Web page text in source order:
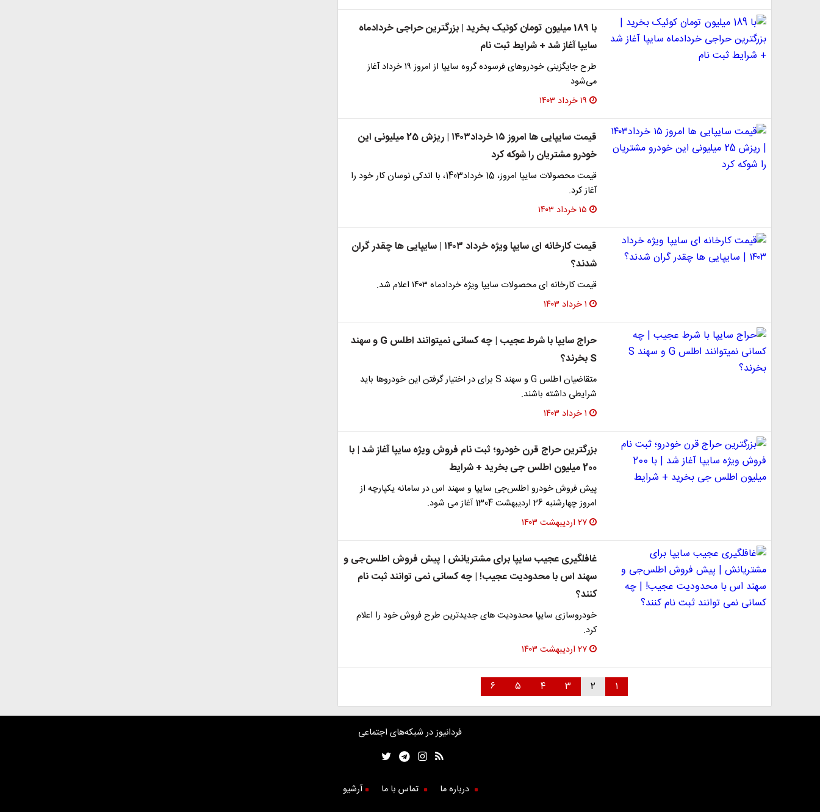
با 189 میلیون تومان کوئیک بخرید | بزرگترین حراجی خردادماه
سایپا آغاز شد + شرایط ثبت نام
طرح جایگزینی خودرو‌های فرسوده گروه سایپا از امروز ۱۹ خرداد آغاز
می‌شود
۱۹ خرداد ۱۴۰۳
قیمت سایپایی ها امروز ۱۵ خرداد۱۴۰۳ | ریزش 25 میلیونی این
خودرو مشتریان را شوکه کرد
قیمت محصولات سایپا امروز، 15 خرداد1403، با اندکی نوسان کار خود را
آغاز کرد.
۱۵ خرداد ۱۴۰۳
قیمت کارخانه ای سایپا ویژه خرداد ۱۴۰۳ | سایپایی ها چقدر گران
شدند؟
قیمت کارخانه ای محصولات سایپا ویژه خردادماه ۱۴۰۳ اعلام شد.
۱ خرداد ۱۴۰۳
حراج سایپا با شرط عجیب | چه کسانی نمیتوانند اطلس G و سهند
S بخرند؟
متقاضیان اطلس G و سهند S برای در اختیار گرفتن این خودروها باید
شرایطی داشته باشند.
۱ خرداد ۱۴۰۳
بزرگترین حراج قرن خودرو؛ ثبت نام فروش ویژه سایپا آغاز شد | با
200 میلیون اطلس جی بخرید + شرایط
پیش فروش خودرو اطلس‌جی سایپا و سهند‌ اس در سامانه یکپارچه از
امروز چهارشنبه 26 اردیبهشت 1304 آغاز می شود.
۲۷ اردیبهشت ۱۴۰۳
غافلگیری عجیب سایپا برای مشتریانش | پیش فروش اطلس‌جی و
سهند‌ اس با محدودیت عجیب! | چه کسانی نمی توانند ثبت نام
کنند؟
خودروسازی سایپا محدودیت های جدیدترین طرح فروش خود را اعلام
کرد.
۲۷ اردیبهشت ۱۴۰۳
۱ ۲ ۳ ۴ ۵ ۶
فردانیوز در شبکه‌های اجتماعی
درباره ما تماس با ما آرشیو